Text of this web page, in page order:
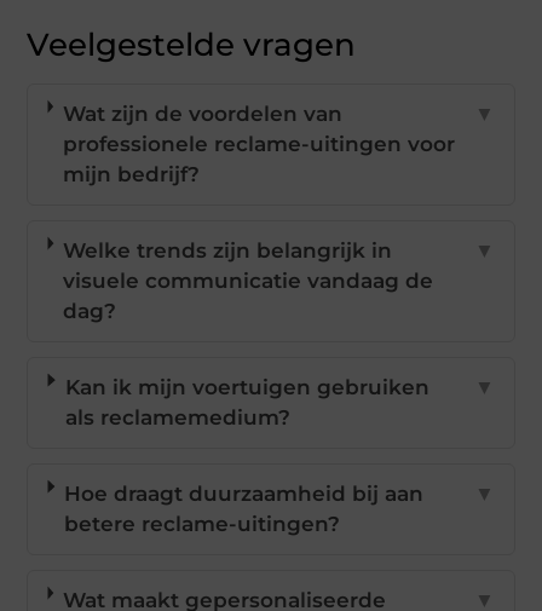
Veelgestelde vragen
Wat zijn de voordelen van
professionele reclame-uitingen voor
mijn bedrijf?
▼
Welke trends zijn belangrijk in
visuele communicatie vandaag de
dag?
▼
Kan ik mijn voertuigen gebruiken
als reclamemedium?
▼
Hoe draagt duurzaamheid bij aan
betere reclame-uitingen?
▼
Wat maakt gepersonaliseerde ▼